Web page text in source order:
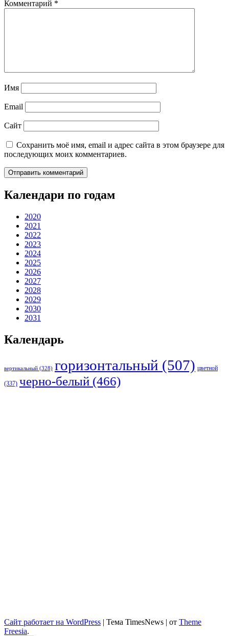
Комментарий *
Имя
Email
Сайт
Сохранить моё имя, email и адрес сайта в этом браузере для
последующих моих комментариев.
Календари по годам
2020
2021
2022
2023
2024
2025
2026
2027
2028
2029
2030
2031
Календарь
вертикальный (328) горизонтальный (507) цветной
(337) черно-белый (466)
Сайт работает на WordPress | Тема TimesNews | от Theme
Freesia.